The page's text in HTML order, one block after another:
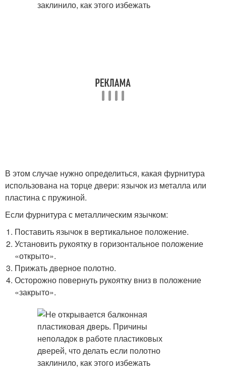
В этом случае нужно определиться, какая фурнитура
использована на торце двери: язычок из металла или
пластина с пружиной.
Если фурнитура с металлическим язычком:
Поставить язычок в вертикальное положение.
Установить рукоятку в горизонтальное положение
«открыто».
Прижать дверное полотно.
Осторожно повернуть рукоятку вниз в положение
«закрыто».